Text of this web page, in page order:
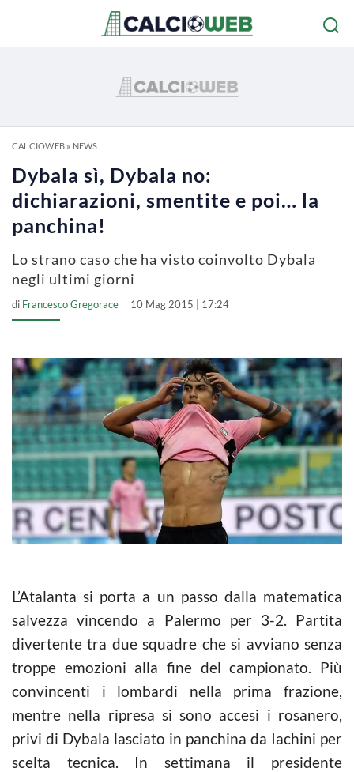
CALCIOWEB» NEWS
Dybala sì, Dybala no:
dichiarazioni, smentite e poi… la
panchina!
Lo strano caso che ha visto coinvolto Dybala
negli ultimi giorni
di Francesco Gregorace 10 Mag 2015 | 17:24
L’Atalanta si porta a un passo dalla matematica
salvezza vincendo a Palermo per 3-2. Partita
divertente tra due squadre che si avviano senza
troppe emozioni alla fine del campionato. Più
convincenti i lombardi nella prima frazione,
mentre nella ripresa si sono accesi i rosanero,
privi di Dybala lasciato in panchina da Iachini per
scelta tecnica. In settimana il presidente